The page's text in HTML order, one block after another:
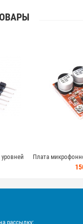
FUT-
Плата
рассылку: